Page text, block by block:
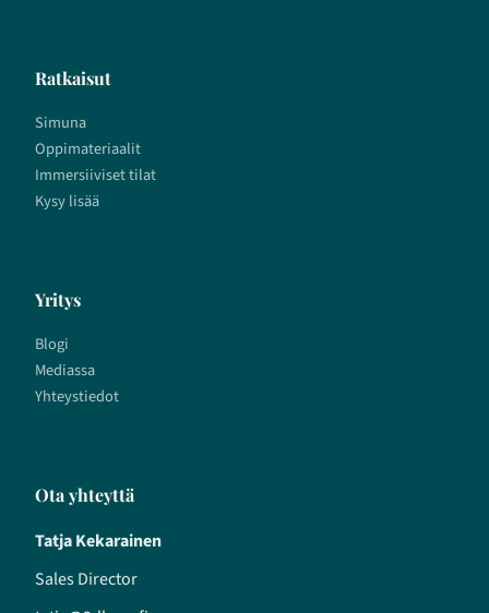
Ratkaisut
Simuna
Oppimateriaalit
Immersiiviset tilat
Kysy lisää
Yritys
Blogi
Mediassa
Yhteystiedot
Ota yhteyttä
Tatja Kekarainen
Sales Director